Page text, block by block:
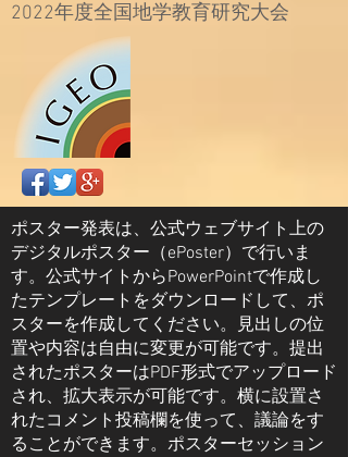
​2022年度全国地学教育研究大会
ポスター発表は、公式ウェブサイト上の
デジタルポスター（ePoster）で行いま
す。公式サイトからPowerPointで作成し
たテンプレートをダウンロードして、ポ
スターを作成してください。見出しの位
置や内容は自由に変更が可能です。提出
されたポスターはPDF形式でアップロード
され、拡大表示が可能です。横に設置さ
れたコメント投稿欄を使って、議論をす
ることができます。ポスターセッション